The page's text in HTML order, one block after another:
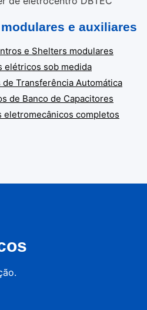
e auxiliares
e Shelters modulares
elétricos sob medida
de Transferência Automática
de Banco de Capacitores
eletromecânicos completos